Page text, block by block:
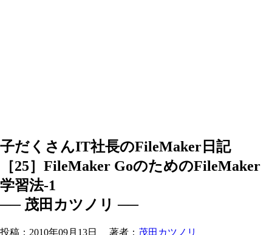
子だくさんIT社長のFileMaker日記
［25］FileMaker GoのためのFileMaker
学習法-1
── 茂田カツノリ ──
投稿： 2010年09月13日 著者： 茂田カツノリ